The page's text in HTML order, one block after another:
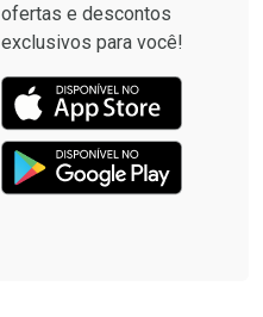
ofertas e descontos
exclusivos para você!